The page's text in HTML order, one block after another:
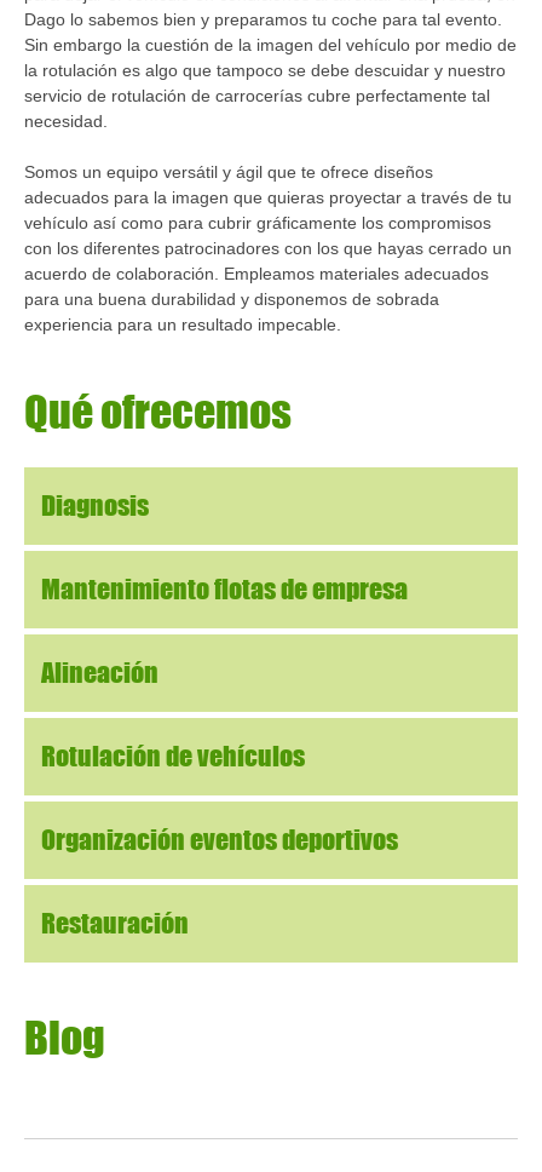
Dago lo sabemos bien y preparamos tu coche para tal evento.
Sin embargo la cuestión de la imagen del vehículo por medio de
la rotulación es algo que tampoco se debe descuidar y nuestro
servicio de rotulación de carrocerías cubre perfectamente tal
necesidad.
Somos un equipo versátil y ágil que te ofrece diseños
adecuados para la imagen que quieras proyectar a través de tu
vehículo así como para cubrir gráficamente los compromisos
con los diferentes patrocinadores con los que hayas cerrado un
acuerdo de colaboración. Empleamos materiales adecuados
para una buena durabilidad y disponemos de sobrada
experiencia para un resultado impecable.
Quéofrecemos
Diagnosis
Mantenimiento flotas de empresa
Alineación
Rotulación de vehículos
Organización eventos deportivos
Restauración
Blog